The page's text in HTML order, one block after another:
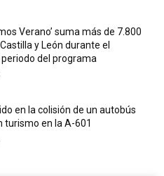
Verano’ suma más de 7.800
y León durante el
del programa
en la colisión de un autobús
turismo en la A-601